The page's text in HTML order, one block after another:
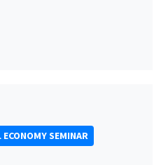
SEMINAR